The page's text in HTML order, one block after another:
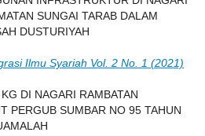
SUNGAI TARAB DALAM
DUSTURIYAH
Ilmu Syariah Vol. 2 No. 1 (2021)
DI NAGARI RAMBATAN
PERGUB SUMBAR NO 95 TAHUN